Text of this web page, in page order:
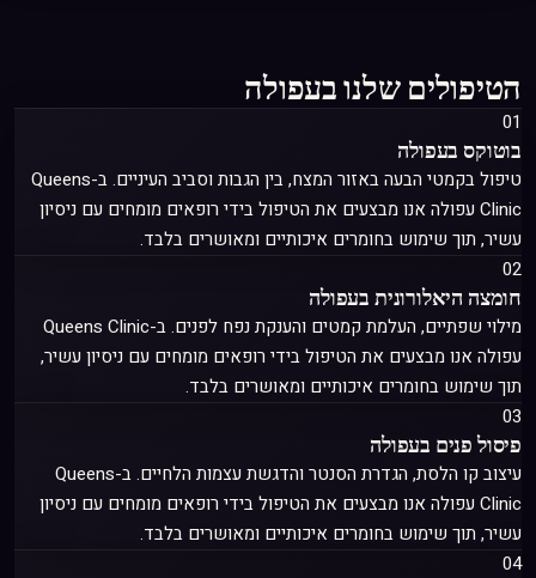
הטיפולים שלנו בעפולה
01
בוטוקס בעפולה
טיפול בקמטי הבעה באזור המצח, בין הגבות וסביב העיניים
. ב-Queens
Clinic עפולה אנו מבצעים את הטיפול בידי רופאים מומחים עם ניסיון
עשיר, תוך שימוש בחומרים איכותיים ומאושרים בלבד.
02
חומצה היאלורונית בעפולה
מילוי שפתיים, העלמת קמטים והענקת נפח לפנים
. ב-Queens Clinic
עפולה אנו מבצעים את הטיפול בידי רופאים מומחים עם ניסיון עשיר,
תוך שימוש בחומרים איכותיים ומאושרים בלבד.
03
פיסול פנים בעפולה
עיצוב קו הלסת, הגדרת הסנטר והדגשת עצמות הלחיים
. ב-Queens
Clinic עפולה אנו מבצעים את הטיפול בידי רופאים מומחים עם ניסיון
עשיר, תוך שימוש בחומרים איכותיים ומאושרים בלבד.
04